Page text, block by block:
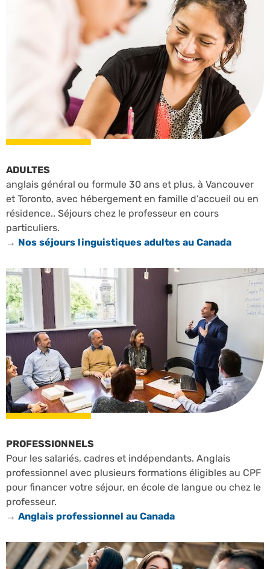
ADULTES
anglais général ou formule 30 ans et plus, à Vancouver
et Toronto, avec hébergement en famille d’accueil ou en
résidence.. Séjours chez le professeur en cours
particuliers.
→ Nos séjours linguistiques adultes au Canada
PROFESSIONNELS
Pour les salariés, cadres et indépendants. Anglais
professionnel avec plusieurs formations éligibles au CPF
pour financer votre séjour, en école de langue ou chez le
professeur.
→ Anglais professionnel au Canada